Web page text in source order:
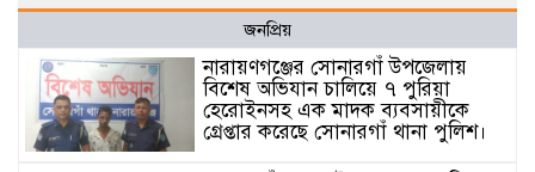
জনপ্রিয়
নারায়ণগঞ্জের সোনারগাঁ উপজেলায়
বিশেষ অভিযান চালিয়ে ৭ পুরিয়া
হেরোইনসহ এক মাদক ব্যবসায়ীকে
গ্রেপ্তার করেছে সোনারগাঁ থানা পুলিশ।